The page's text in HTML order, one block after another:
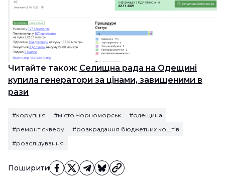
Поширити
Читайте також: Селищна рада на Одещині
купила генератори за цінами, завищеними в
рази
#корупція #місто Чорноморськ
#одещина
#ремонт скверу
#розкрадання бюджетних коштів
#розслідування